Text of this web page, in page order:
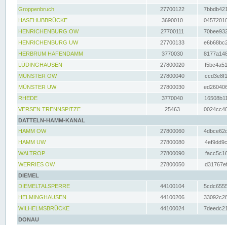
Groppenbruch
27700122
HASEHUBBRÜCKE
3690010
HENRICHENBURG OW
27700111
HENRICHENBURG UW
27700133
HERBRUM HAFENDAMM
3770030
LÜDINGHAUSEN
27800020
MÜNSTER OW
27800040
MÜNSTER UW
27800030
RHEDE
3770040
VERSEN TRENNSPITZE
25463
DATTELN-HAMM-KANAL
HAMM OW
27800060
HAMM UW
27800080
WALTROP
27800090
WERRIES OW
27800050
DIEMEL
DIEMELTALSPERRE
44100104
HELMINGHAUSEN
44100206
WILHELMSBRÜCKE
44100024
DONAU